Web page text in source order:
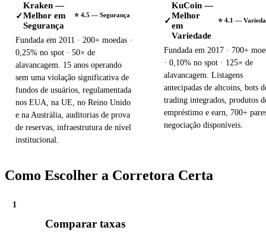
✓
Kraken —
Melhor em
Segurança
⭐ 4.5 — Segurança
Fundada em 2011 · 200+ moedas ·
0,25% no spot · 50× de
alavancagem. 15 anos operando
sem uma violação significativa de
fundos de usuários, regulamentada
nos EUA, na UE, no Reino Unido
e na Austrália, auditorias de prova
de reservas, infraestrutura de nível
institucional.
✓
KuCoin —
Melhor
em
Variedade
⭐ 4.1 —
Fundada em 2017 · 700+
· 0,10% no spot · 125× de
alavancagem. Listagens
antecipadas de altcoins, bots
trading integrados, produtos
empréstimo e earn, 700+
negociação disponíveis.
Como Escolher a Corretora Certa
1
Comparar taxas